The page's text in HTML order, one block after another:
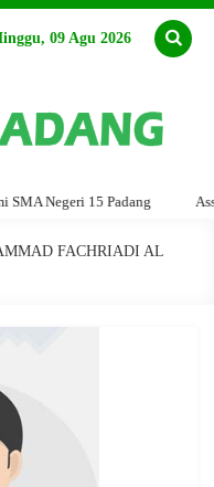
09 Agu 2026
Negeri 15 Padang
FACHRIADI AL